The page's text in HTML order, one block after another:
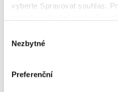
vyberte Spravovat souhlas.
naleznete naše zásady
souhlasu
Nezbytné
Preferenční